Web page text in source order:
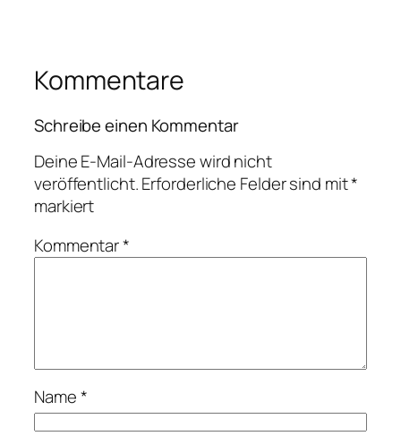
Kommentare
Schreibe einen Kommentar
Deine E-Mail-Adresse wird nicht
veröffentlicht.Erforderliche Felder sind mit*
markiert
Kommentar*
Name*